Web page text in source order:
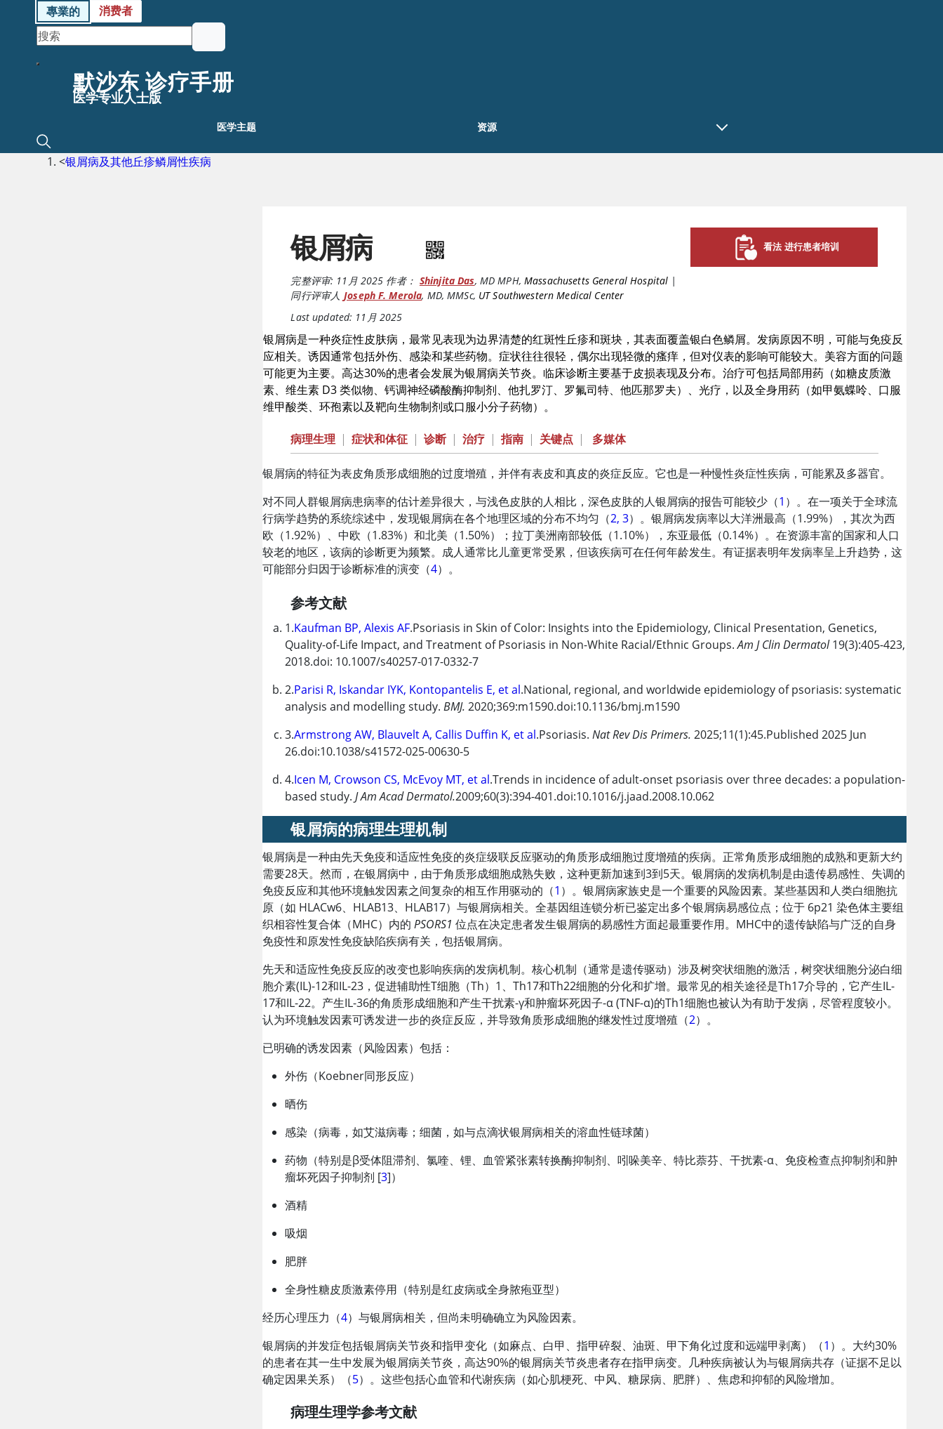
專業的 消费者
默沙东 诊疗手册
医学专业人士版
医学主题 资源
<银屑病及其他丘疹鳞屑性疾病
银屑病
完整评审: 11月 2025 作者： Shinjita Das, MD MPH,Massachusetts General Hospital |
同行评审人 Joseph F. Merola, MD, MMSc, UT Southwestern Medical Center
Last updated: 11月 2025
看法 进行患者培训
银屑病是一种炎症性皮肤病，最常见表现为边界清楚的红斑性丘疹和斑块，其表面覆盖银白色鳞屑。发病原因不明，可能与免疫反
应相关。诱因通常包括外伤、感染和某些药物。症状往往很轻，偶尔出现轻微的瘙痒，但对仪表的影响可能较大。美容方面的问题
可能更为主要。高达30%的患者会发展为银屑病关节炎。临床诊断主要基于皮损表现及分布。治疗可包括局部用药（如糖皮质激
素、维生素 D3 类似物、钙调神经磷酸酶抑制剂、他扎罗汀、 罗氟司特、他匹那罗夫）、光疗，以及全身用药（如甲氨蝶呤、口服
维甲酸类、环孢素以及靶向生物制剂或口服小分子药物）。
病理生理 | 症状和体征 | 诊断 | 治疗 | 指南 | 关键点 | 多媒体
银屑病的特征为表皮角质形成细胞的过度增殖，并伴有表皮和真皮的炎症反应。它也是一种慢性炎症性疾病，可能累及多器官。
对不同人群银屑病患病率的估计差异很大，与浅色皮肤的人相比，深色皮肤的人银屑病的报告可能较少（1 ）。在一项关于全球流
行病学趋势的系统综述中，发现银屑病在各个地理区域的分布不均匀（2, 3）。银屑病发病率以大洋洲最高（1.99%），其次为西
欧（1.92%）、中欧（1.83%）和北美（1.50%）；拉丁美洲南部较低（1.10%），东亚最低（0.14%）。在资源丰富的国家和人口
较老的地区，该病的诊断更为频繁。成人通常比儿童更常受累，但该疾病可在任何年龄发生。有证据表明年发病率呈上升趋势，这
可能部分归因于诊断标准的演变（4）。
参考文献
1.Kaufman BP, Alexis AF.Psoriasis in Skin of Color: Insights into the Epidemiology, Clinical Presentation, Genetics,
Quality-of-Life Impact, and Treatment of Psoriasis in Non-White Racial/Ethnic Groups.Am J Clin Dermatol19(3):405-423,
2018.doi: 10.1007/s40257-017-0332-7
2.Parisi R, Iskandar IYK, Kontopantelis E, et al.National, regional, and worldwide epidemiology of psoriasis: systematic
analysis and modelling study.BMJ.2020;369:m1590.doi:10.1136/bmj.m1590
3.Armstrong AW, Blauvelt A, Callis Duffin K, et al.Psoriasis.Nat Rev Dis Primers.2025;11(1):45.Published 2025 Jun
26.doi:10.1038/s41572-025-00630-5
4.Icen M, Crowson CS, McEvoy MT, et al.Trends in incidence of adult-onset psoriasis over three decades: a population-
based study.J Am Acad Dermatol.2009;60(3):394-401.doi:10.1016/j.jaad.2008.10.062
银屑病的病理生理机制
银屑病是一种由先天免疫和适应性免疫的炎症级联反应驱动的角质形成细胞过度增殖的疾病。正常角质形成细胞的成熟和更新大约
需要28天。然而，在银屑病中，由于角质形成细胞成熟失败，这种更新加速到3到5天。银屑病的发病机制是由遗传易感性、失调的
免疫反应和其他环境触发因素之间复杂的相互作用驱动的（1 ）。银屑病家族史是一个重要的风险因素。某些基因和人类白细胞抗
原（如 HLACw6、HLAB13、HLAB17）与银屑病相关。全基因组连锁分析已鉴定出多个银屑病易感位点；位于 6p21 染色体主要组
织相容性复合体（MHC）内的PSORS1 位点在决定患者发生银屑病的易感性方面起最重要作用。MHC中的遗传缺陷与广泛的自身
免疫性和原发性免疫缺陷疾病有关，包括银屑病。
先天和适应性免疫反应的改变也影响疾病的发病机制。核心机制（通常是遗传驱动）涉及树突状细胞的激活，树突状细胞分泌白细
胞介素(IL)-12和IL-23，促进辅助性T细胞（Th）1、Th17和Th22细胞的分化和扩增。最常见的相关途径是Th17介导的，它产生IL-
17和IL-22。产生IL-36的角质形成细胞和产生干扰素-γ和肿瘤坏死因子-α (TNF-α)的Th1细胞也被认为有助于发病，尽管程度较小。
认为环境触发因素可诱发进一步的炎症反应，并导致角质形成细胞的继发性过度增殖（2）。
已明确的诱发因素（风险因素）包括：
外伤（Koebner同形反应）
晒伤
感染（病毒，如艾滋病毒；细菌，如与点滴状银屑病相关的溶血性链球菌）
药物（特别是β受体阻滞剂、氯喹、锂、血管紧张素转换酶抑制剂、吲哚美辛、特比萘芬、干扰素-α、免疫检查点抑制剂和肿
瘤坏死因子抑制剂 [3]）
酒精
吸烟
肥胖
全身性糖皮质激素停用（特别是红皮病或全身脓疱亚型）
经历心理压力（4）与银屑病相关，但尚未明确确立为风险因素。
银屑病的并发症包括银屑病关节炎和指甲变化（如麻点、白甲、指甲碎裂、油斑、甲下角化过度和远端甲剥离）（1 ）。大约30%
的患者在其一生中发展为银屑病关节炎，高达90%的银屑病关节炎患者存在指甲病变。几种疾病被认为与银屑病共存（证据不足以
确定因果关系）（5）。这些包括心血管和代谢疾病（如心肌梗死、中风、糖尿病、肥胖）、焦虑和抑郁的风险增加。
病理生理学参考文献